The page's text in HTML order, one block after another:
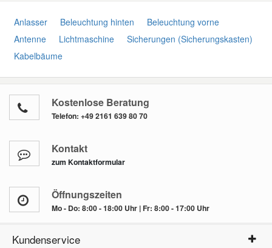
Anlasser Beleuchtung hinten
Beleuchtung vorne
Antenne
Lichtmaschine
Sicherungen (Sicherungskasten)
Kabelbäume
Kostenlose Beratung
Telefon: +49 2161 639 80 70
Kontakt
zum Kontaktformular
Öffnungszeiten
Mo - Do: 8:00 - 18:00 Uhr | Fr: 8:00 - 17:00 Uhr
Kundenservice